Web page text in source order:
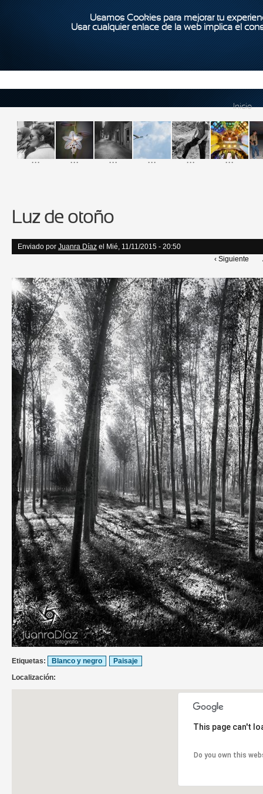
Usamos Cookies para mejorar tu
Usar cualquier enlace de la web implica el
Inicio
... ... ... ... ... ...
Luz de otoño
Enviado por Juanra Díaz el Mié, 11/11/2015 - 20:50
‹ Siguiente
Etiquetas: Blanco y negro
Paisaje
Localización:
This page can't
Do you own this